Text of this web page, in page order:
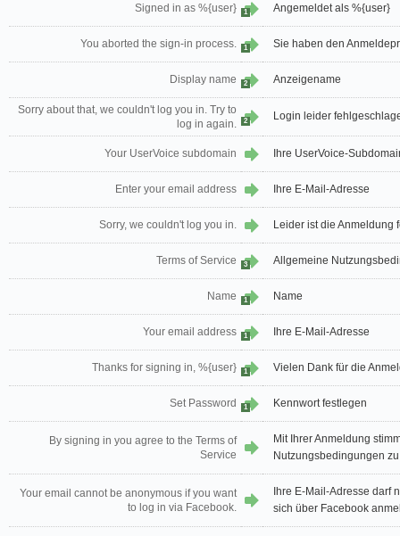
Signed in as %{user} 1 Angemeldet als %{user}
You aborted the sign-in process. 1 Sie haben den
Display name 2 Anzeigename
Sorry about that, we couldn't log you in. Try to
log in again.
2 Login leider
Your UserVoice subdomain Ihre UserVoice-
Enter your email address Ihre E-Mail-Adresse
Sorry, we couldn't log you in. Leider ist die Anmeldung
Terms of Service 3 Allgemeine
Name 1 Name
Your email address 1 Ihre E-Mail-Adresse
Thanks for signing in, %{user} 1 Vielen Dank für die
Set Password 1 Kennwort festlegen
By signing in you agree to the Terms of
Service
Mit Ihrer Anmeldung
Nutzungsbedingungen
Your email cannot be anonymous if you want
to log in via Facebook.
Ihre E-Mail-Adresse darf
sich über Facebook